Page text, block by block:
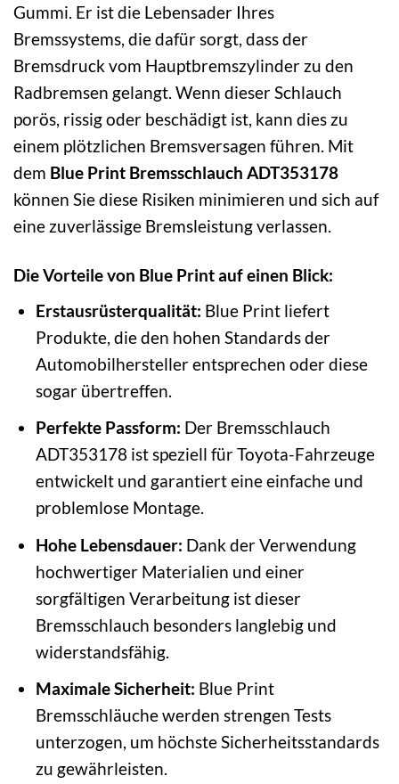
Gummi. Er ist die Lebensader Ihres
Bremssystems, die dafür sorgt, dass der
Bremsdruck vom Hauptbremszylinder zu den
Radbremsen gelangt. Wenn dieser Schlauch
porös, rissig oder beschädigt ist, kann dies zu
einem plötzlichen Bremsversagen führen. Mit
dem Blue Print Bremsschlauch ADT353178
können Sie diese Risiken minimieren und sich auf
eine zuverlässige Bremsleistung verlassen.
Die Vorteile von Blue Print auf einen Blick:
Erstausrüsterqualität: Blue Print liefert
Produkte, die den hohen Standards der
Automobilhersteller entsprechen oder diese
sogar übertreffen.
Perfekte Passform: Der Bremsschlauch
ADT353178 ist speziell für Toyota-Fahrzeuge
entwickelt und garantiert eine einfache und
problemlose Montage.
Hohe Lebensdauer: Dank der Verwendung
hochwertiger Materialien und einer
sorgfältigen Verarbeitung ist dieser
Bremsschlauch besonders langlebig und
widerstandsfähig.
Maximale Sicherheit: Blue Print
Bremsschläuche werden strengen Tests
unterzogen, um höchste Sicherheitsstandards
zu gewährleisten.